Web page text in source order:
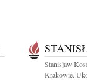
Stanisław
Krakowie.